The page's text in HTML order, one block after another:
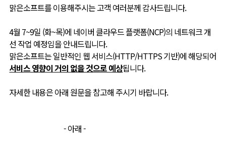
맑은소프트를 이용해주시는 고객 여러분께 감사드립니다.
4월 7~9일 (화~목)에 네이버 클라우드 플랫폼(NCP)의 네트워크 개
선 작업 예정임을 안내드립니다.
맑은소프트는 일반적인 웹 서비스(HTTP/HTTPS 기반)에 해당되어
서비스 영향이 거의 없을 것으로 예상됩니다.
자세한 내용은 아래 원문을 참고해 주시기 바랍니다.
- 아래 -